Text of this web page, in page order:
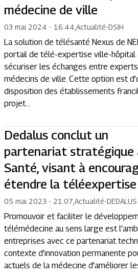
médecine de ville
03 mai 2024 - 16:44 Actualité-DSIH
La solution de télésanté Nexus de
portail de télé-expertise ville-hôpital
sécuriser les échanges entre
médecins de ville. Cette option est
disposition des établissements
projet...
Dedalus conclut un
partenariat stratégique
Santé, visant à
étendre la téléexpertise
05 mai 2023 - 21:07 Actualité-DEDALUS
Promouvoir et faciliter le
télémédecine au sens large est
entreprises avec ce partenariat
contexte d’innovation permanente
actuels de la médecine d’améliorer